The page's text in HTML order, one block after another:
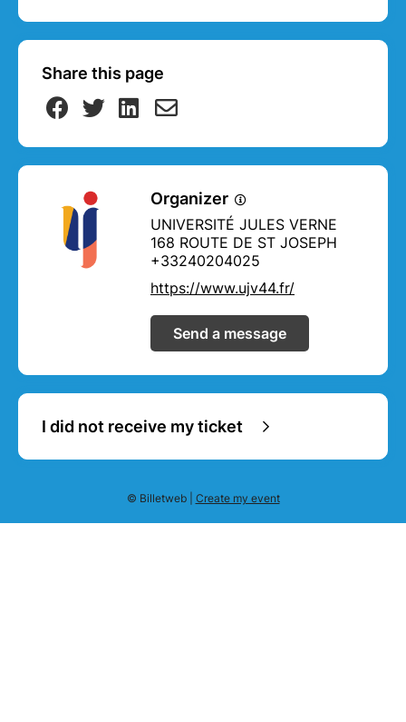
Share this page
Organizer
UNIVERSITÉ JULES VERNE
168 ROUTE DE ST JOSEPH
+33240204025
https://www.ujv44.fr/
Send a message
I did not receive my ticket
© Billetweb | Create my event